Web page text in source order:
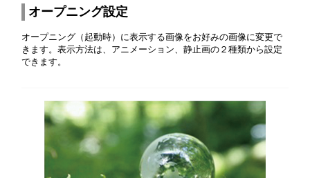
オープニング設定
オープニング（起動時）に表示する画像をお好みの画像に変更で
きます。表示方法は、アニメーション、静止画の２種類から設定
できます。